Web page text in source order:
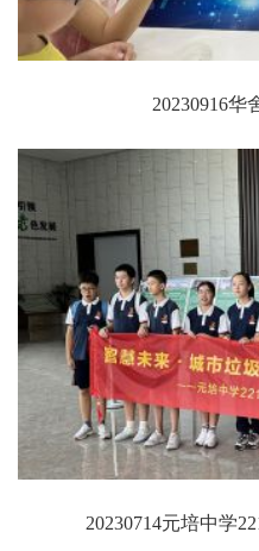
20230916华
20230714元培中学